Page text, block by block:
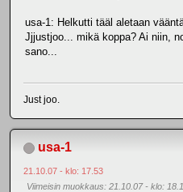
usa-1: Helkutti tääl aletaan
Jjjustjoo... mikä koppa? Ai niin,
sano...
Just joo.
usa-1
21.10.07 - klo: 17.53
Viimeisin muokkaus: 21.10.07 - klo: